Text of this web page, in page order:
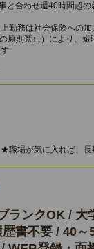
と合わせ週40時間超の
勤務は社会保険への加
原則禁止）により、短
場が気に入れば、長
ランクOK / 大
書不要 / 40～